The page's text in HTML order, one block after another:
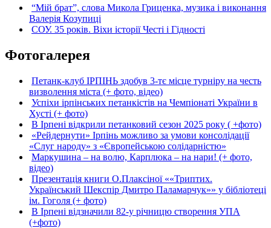
“Мій брат”, слова Микола Гриценка, музика і виконання
Валерія Козупиці
СОУ. 35 років. Віхи історії Честі і Гідності
Фотогалерея
Петанк-клуб ІРПІНЬ здобув 3-тє місце турніру на честь
визволення міста (+ фото, відео)
Успіхи ірпінських петанкістів на Чемпіонаті України в
Хусті (+ фото)
В Ірпені відкрили петанковий сезон 2025 року ( +фото)
«Рейдернути» Ірпінь можливо за умови консолідації
«Слуг народу» з «Європейською солідарністю»
Маркушина – на волю, Карплюка – на нари! (+ фото,
відео)
Презентація книги О.Плаксіної ««Триптих.
Український Шекспір Дмитро Паламарчук»» у бібліотеці
ім. Гоголя (+ фото)
В Ірпені відзначили 82-у річницю створення УПА
(+фото)